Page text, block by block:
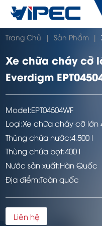
Chuyển
đến
Trang Chủ | Sản Phẩm |
Xe chữa cháy cỡ
Everdigm
Model:EPT04504WF
Loại:Xe chữa cháy cỡ lớn
Thùng chứa nước:4,500 l
Thùng chứa bọt:400 l
Nước sản xuất:Hàn Quốc
Địa điểm:Toàn quốc
Liên hệ